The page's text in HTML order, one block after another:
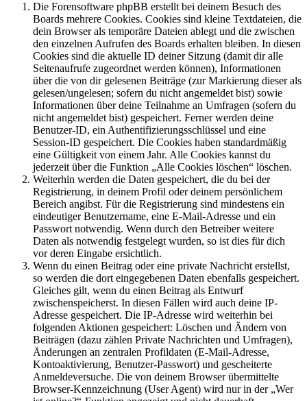
Die Forensoftware phpBB erstellt bei deinem Besuch des
Boards mehrere Cookies. Cookies sind kleine Textdateien, die
dein Browser als temporäre Dateien ablegt und die zwischen
den einzelnen Aufrufen des Boards erhalten bleiben. In diesen
Cookies sind die aktuelle ID deiner Sitzung (damit dir alle
Seitenaufrufe zugeordnet werden können), Informationen
über die von dir gelesenen Beiträge (zur Markierung dieser als
gelesen/ungelesen; sofern du nicht angemeldet bist) sowie
Informationen über deine Teilnahme an Umfragen (sofern du
nicht angemeldet bist) gespeichert. Ferner werden deine
Benutzer-ID, ein Authentifizierungsschlüssel und eine
Session-ID gespeichert. Die Cookies haben standardmäßig
eine Gültigkeit von einem Jahr. Alle Cookies kannst du
jederzeit über die Funktion „Alle Cookies löschen“ löschen.
Weiterhin werden die Daten gespeichert, die du bei der
Registrierung, in deinem Profil oder deinem persönlichem
Bereich angibst. Für die Registrierung sind mindestens ein
eindeutiger Benutzername, eine E-Mail-Adresse und ein
Passwort notwendig. Wenn durch den Betreiber weitere
Daten als notwendig festgelegt wurden, so ist dies für dich
vor deren Eingabe ersichtlich.
Wenn du einen Beitrag oder eine private Nachricht erstellst,
so werden die dort eingegebenen Daten ebenfalls gespeichert.
Gleiches gilt, wenn du einen Beitrag als Entwurf
zwischenspeicherst. In diesen Fällen wird auch deine IP-
Adresse gespeichert. Die IP-Adresse wird weiterhin bei
folgenden Aktionen gespeichert: Löschen und Ändern von
Beiträgen (dazu zählen Private Nachrichten und Umfragen),
Änderungen an zentralen Profildaten (E-Mail-Adresse,
Kontoaktivierung, Benutzer-Passwort) und gescheiterte
Anmeldeversuche. Die von deinem Browser übermittelte
Browser-Kennzeichnung (User Agent) wird nur in der „Wer